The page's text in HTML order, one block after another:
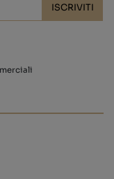
ISCRIVITI